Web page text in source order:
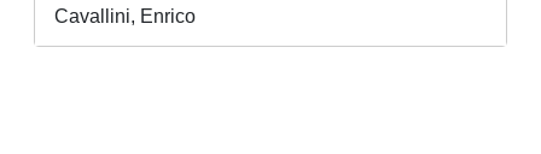
Cavallini, Enrico